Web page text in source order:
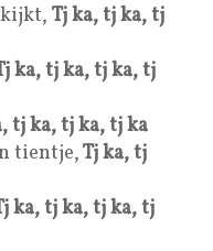
Tj ka, tj ka, tj
ka, tj ka, tj ka, tj
tj ka, tj ka, tj ka
tientje,Tj ka, tj
ka, tj ka, tj ka, tj